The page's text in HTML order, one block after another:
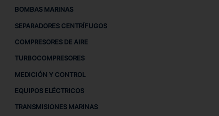
BOMBAS MARINAS
SEPARADORES CENTRÍFUGOS
COMPRESORES DE AIRE
TURBOCOMPRESORES
MEDICIÓN Y CONTROL
EQUIPOS ELÉCTRICOS
TRANSMISIONES MARINAS